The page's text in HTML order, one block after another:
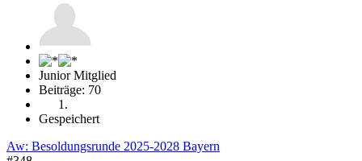
Junior Mitglied
Beiträge: 70
Gespeichert
Aw: Besoldungsrunde 2025-2028 Bayern